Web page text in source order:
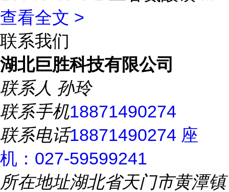
查看全文 >
联系我们
湖北巨胜科技有限公司
联系人 孙玲
联系手机18871490274
联系电话18871490274 座
机：027-59599241
所在地址湖北省天门市黄潭镇